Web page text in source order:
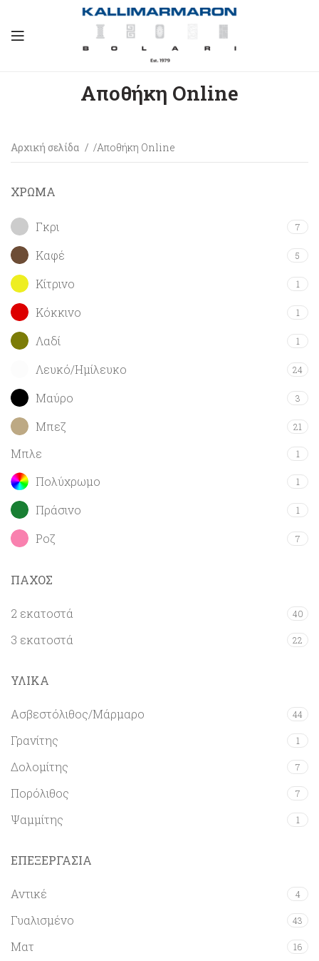
Αποθήκη Online
Αρχική σελίδα Αποθήκη Online
ΧΡΩΜΑ
Γκρι 7
Καφέ 5
Κίτρινο 1
Κόκκινο 1
Λαδί 1
Λευκό/Ημίλευκο 24
Μαύρο 3
Μπεζ 21
Μπλε 1
Πολύχρωμο 1
Πράσινο 1
Ροζ 7
ΠΑΧΟΣ
2 εκατοστά 40
3 εκατοστά 22
ΥΛΙΚΑ
Ασβεστόλιθος/Μάρμαρο 44
Γρανίτης 1
Δολομίτης 7
Πορόλιθος 7
Ψαμμίτης 1
ΕΠΕΞΕΡΓΑΣΙΑ
Αντικέ 4
Γυαλισμένο 43
Ματ 16